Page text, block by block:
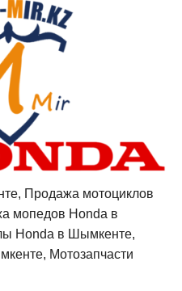
Продажа мотоциклов
мопедов Honda в
Honda в Шымкенте,
Мотозапчасти